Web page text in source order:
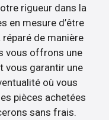
rigueur dans la
en mesure d’être
de manière
vous offrons une
vous garantir une
où vous
pièces achetées
sans frais.